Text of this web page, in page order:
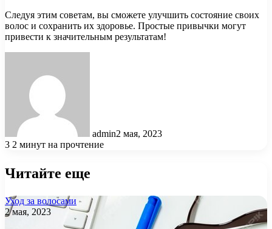
Следуя этим советам, вы сможете улучшить состояние своих
волос и сохранить их здоровье. Простые привычки могут
привести к значительным результатам!
admin2 мая, 2023
3 2 минут на прочтение
Читайте еще
Уход за волосами
2 мая, 2023